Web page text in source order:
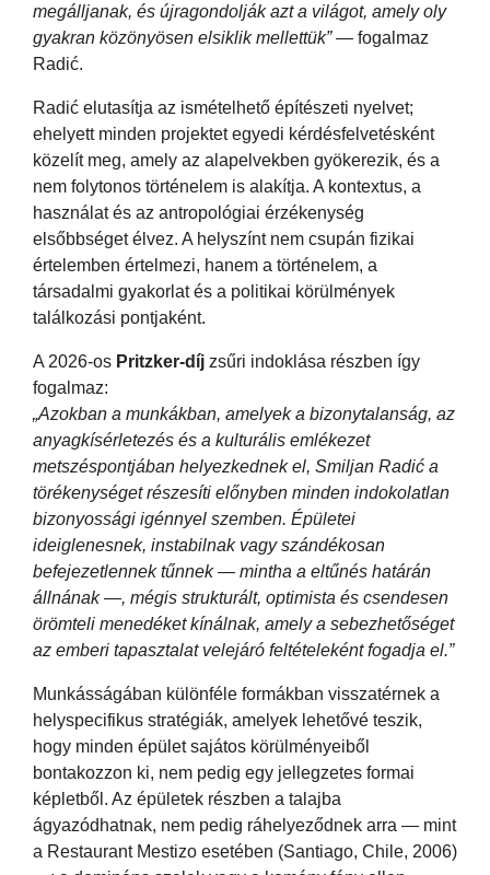
megálljanak, és újragondolják azt a világot, amely oly
gyakran közönyösen elsiklik mellettük”— fogalmaz
Radić.
Radić elutasítja az ismételhető építészeti nyelvet;
ehelyett minden projektet egyedi kérdésfelvetésként
közelít meg, amely az alapelvekben gyökerezik, és a
nem folytonos történelem is alakítja. A kontextus, a
használat és az antropológiai érzékenység
elsőbbséget élvez. A helyszínt nem csupán fizikai
értelemben értelmezi, hanem a történelem, a
társadalmi gyakorlat és a politikai körülmények
találkozási pontjaként.
A 2026-os Pritzker-díj zsűri indoklása részben így
fogalmaz:
„Azokban a munkákban, amelyek a bizonytalanság, az
anyagkísérletezés és a kulturális emlékezet
metszéspontjában helyezkednek el, Smiljan Radić a
törékenységet részesíti előnyben minden indokolatlan
bizonyossági igénnyel szemben. Épületei
ideiglenesnek, instabilnak vagy szándékosan
befejezetlennek tűnnek — mintha a eltűnés határán
állnának —, mégis strukturált, optimista és csendesen
örömteli menedéket kínálnak, amely a sebezhetőséget
az emberi tapasztalat velejáró feltételeként fogadja el.”
Munkásságában különféle formákban visszatérnek a
helyspecifikus stratégiák, amelyek lehetővé teszik,
hogy minden épület sajátos körülményeiből
bontakozzon ki, nem pedig egy jellegzetes formai
képletből. Az épületek részben a talajba
ágyazódhatnak, nem pedig ráhelyeződnek arra — mint
a Restaurant Mestizo esetében (Santiago, Chile, 2006)